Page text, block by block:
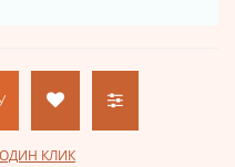
КЛИК